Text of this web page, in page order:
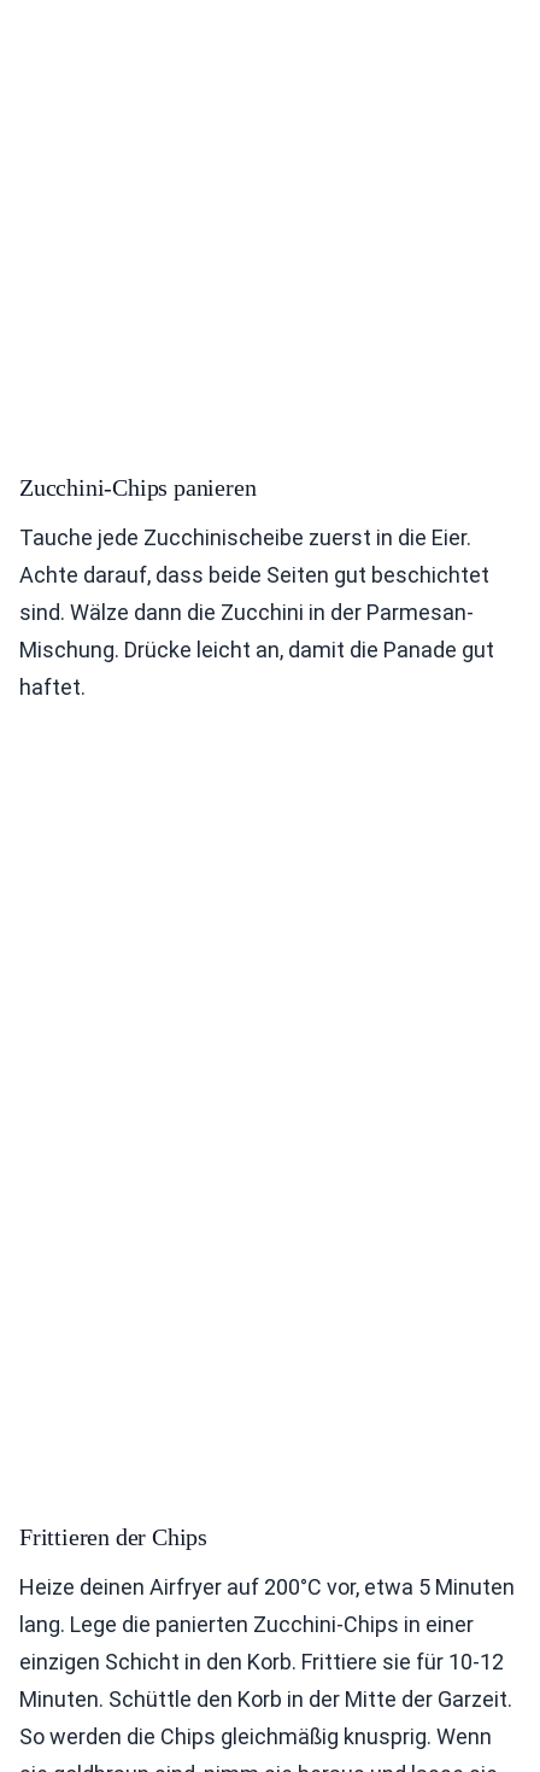
Zucchini-Chips panieren
Tauche jede Zucchinischeibe zuerst in die Eier.
Achte darauf, dass beide Seiten gut beschichtet
sind. Wälze dann die Zucchini in der Parmesan-
Mischung. Drücke leicht an, damit die Panade gut
haftet.
Frittieren der Chips
Heize deinen Airfryer auf 200°C vor, etwa 5 Minuten
lang. Lege die panierten Zucchini-Chips in einer
einzigen Schicht in den Korb. Frittiere sie für 10-12
Minuten. Schüttle den Korb in der Mitte der Garzeit.
So werden die Chips gleichmäßig knusprig. Wenn